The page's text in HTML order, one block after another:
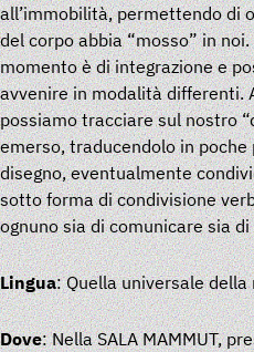
all’immobilità, permettendo di
del corpo abbia “mosso” in
momento è di integrazione e
avvenire in modalità differenti.
possiamo tracciare sul nostro
emerso, traducendolo in
disegno, eventualmente
sotto forma di condivisione
ognuno sia di comunicare sia
Lingua: Quella universale della
Dove: Nella SALA MAMMUT,